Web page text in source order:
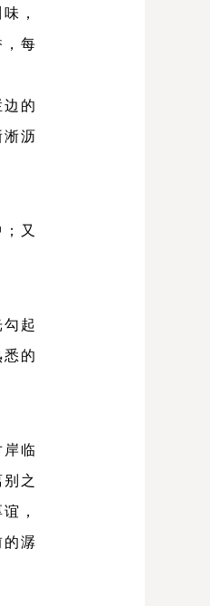
，
每
的
沥
又
起
的
临
之
，
潺